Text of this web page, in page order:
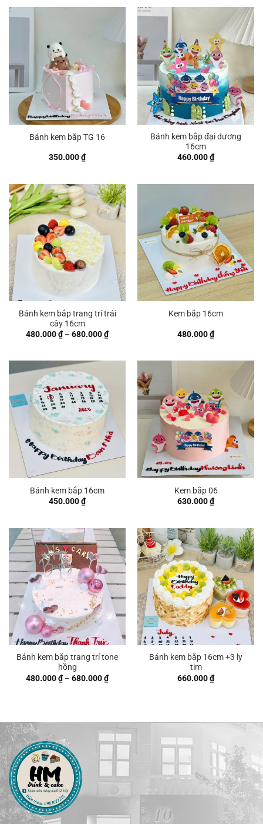
đến
Bánh kem bắp TG 16
350.000₫
Bánh kem bắp đại dương
16cm
460.000₫
Bánh kem bắp trang trí trái
cây 16cm
480.000₫ – 680.000₫Khoảng
giá:
680.000 ₫
Kem bắp 16cm
480.000₫
Bánh kem bắp 16cm
450.000₫
Kem bắp 06
630.000₫
Bánh kem bắp trang trí tone
hồng
480.000₫ – 680.000₫Khoảng
giá:
Bánh kem bắp 16cm +3 ly
tim
660.000₫